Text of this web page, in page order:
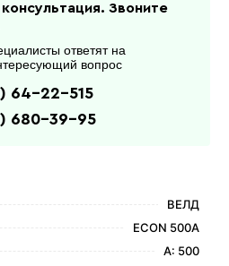
ВЕЛД
ECON 500А
А: 500
консультация. Звоните
ответят на
вопрос
64-22-515
680-39-95